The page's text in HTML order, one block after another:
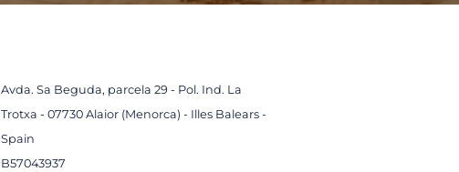
Avda. Sa Beguda, parcela 29 - Pol. Ind. La
Trotxa - 07730 Alaior (Menorca) - Illes Balears -
Spain
B57043937